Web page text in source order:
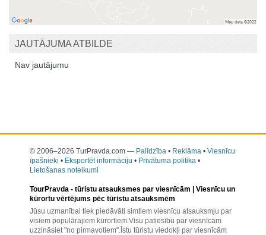
JAUTĀJUMA ATBILDE
Nav jautājumu
© 2006–2026 TurPravda.com — Palīdzība • Reklāma • Viesnīcu
īpašnieki • Eksportēt informāciju • Privātuma politika •
Lietošanas noteikumi
TourPravda - tūristu atsauksmes par viesnīcām | Viesnīcu un
kūrortu vērtējums pēc tūristu atsauksmēm
Jūsu uzmanībai tiek piedāvāti simtiem viesnīcu atsauksmju par
visiem populārajiem kūrortiem.Visu patiesību par viesnīcām
uzzināsiet "no pirmavotiem".Īstu tūristu viedokļi par viesnīcām